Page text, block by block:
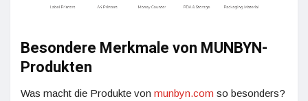
Besondere Merkmale von MUNBYN-
Produkten
Was macht die Produkte von munbyn.com so besonders?